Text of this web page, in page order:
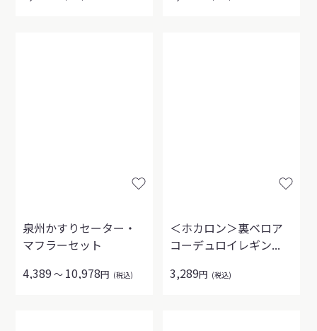
泉州かすりセーター・
マフラーセット
4,389～ 10,978円 (税込)
＜ホカロン＞裏ベロア
コーデュロイレギン...
3,289円 (税込)